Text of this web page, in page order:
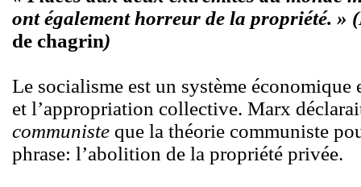
ont également horreur de la propriété. »
de chagrin)
Le socialisme est un système
et l’appropriation collective. Marx
communiste que la théorie communiste
phrase: l’abolition de la propriété privée.